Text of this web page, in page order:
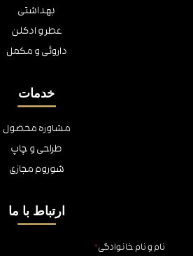
بهداشتی
عطر و ادکلن
داروئی و مکمل
خدمات
مشاوره محصول
طراحی و چاپ
شوروم مجازی
ارتباط با ما
نام و نام خانوادگی*